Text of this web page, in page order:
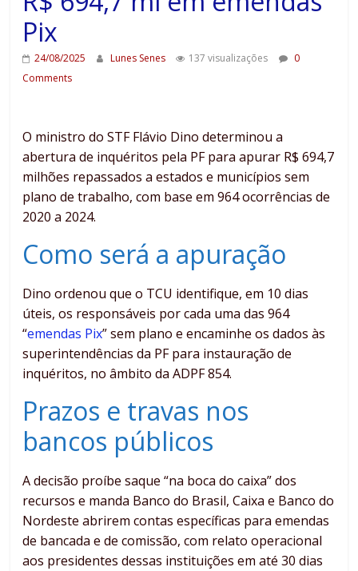
Pix
24/08/2025 Lunes Senes 137 visualizações
0
Comments
O ministro do STF Flávio Dino determinou a
abertura de inquéritos pela PF para apurar R$ 694,7
milhões repassados a estados e municípios sem
plano de trabalho, com base em 964 ocorrências de
2020 a 2024.
Como será a apuração
Dino ordenou que o TCU identifique, em 10 dias
úteis, os responsáveis por cada uma das 964
“emendas Pix” sem plano e encaminhe os dados às
superintendências da PF para instauração de
inquéritos, no âmbito da ADPF 854.
Prazos e travas nos
bancos públicos
A decisão proíbe saque “na boca do caixa” dos
recursos e manda Banco do Brasil, Caixa e Banco do
Nordeste abrirem contas específicas para emendas
de bancada e de comissão, com relato operacional
aos presidentes dessas instituições em até 30 dias